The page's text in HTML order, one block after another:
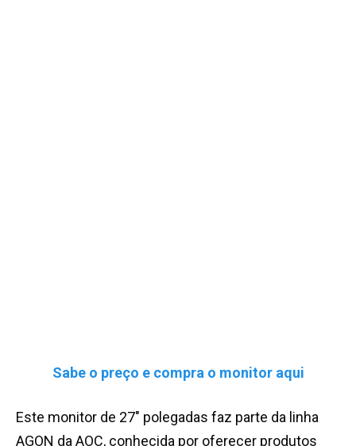
Sabe o preço e compra o monitor aqui
Este monitor de 27″ polegadas faz parte da linha
AGON da AOC, conhecida por oferecer produtos